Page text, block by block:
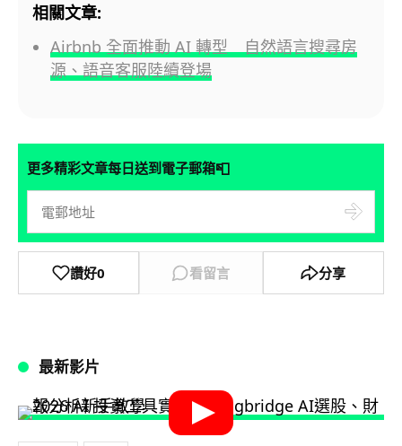
相關文章:
Airbnb 全面推動 AI 轉型 自然語言搜尋房
源、語音客服陸續登場
更多精彩文章每日送到電子郵箱📮
讚好0 看留言 分享
最新影片